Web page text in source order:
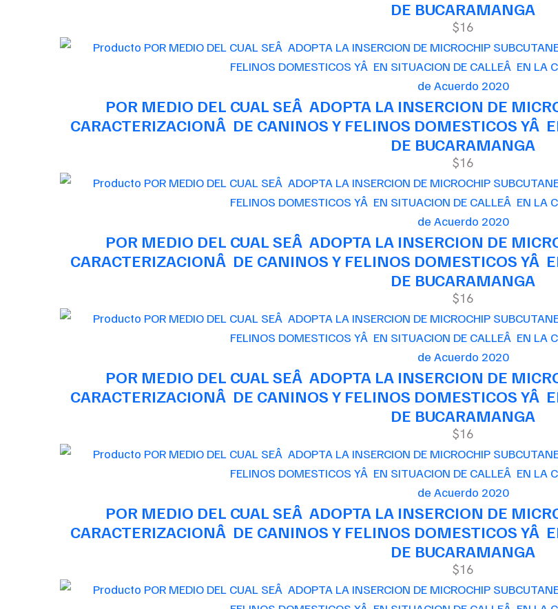
DE BUCARAMANGA
$16
de Acuerdo 2020
POR MEDIO DEL CUAL SEÂ ADOPTA LA INSERCION DE
CARACTERIZACIONÂ DE CANINOS Y FELINOS DOMESTICOS YÂ
DE BUCARAMANGA
$16
de Acuerdo 2020
POR MEDIO DEL CUAL SEÂ ADOPTA LA INSERCION DE
CARACTERIZACIONÂ DE CANINOS Y FELINOS DOMESTICOS YÂ
DE BUCARAMANGA
$16
de Acuerdo 2020
POR MEDIO DEL CUAL SEÂ ADOPTA LA INSERCION DE
CARACTERIZACIONÂ DE CANINOS Y FELINOS DOMESTICOS YÂ
DE BUCARAMANGA
$16
de Acuerdo 2020
POR MEDIO DEL CUAL SEÂ ADOPTA LA INSERCION DE
CARACTERIZACIONÂ DE CANINOS Y FELINOS DOMESTICOS YÂ
DE BUCARAMANGA
$16